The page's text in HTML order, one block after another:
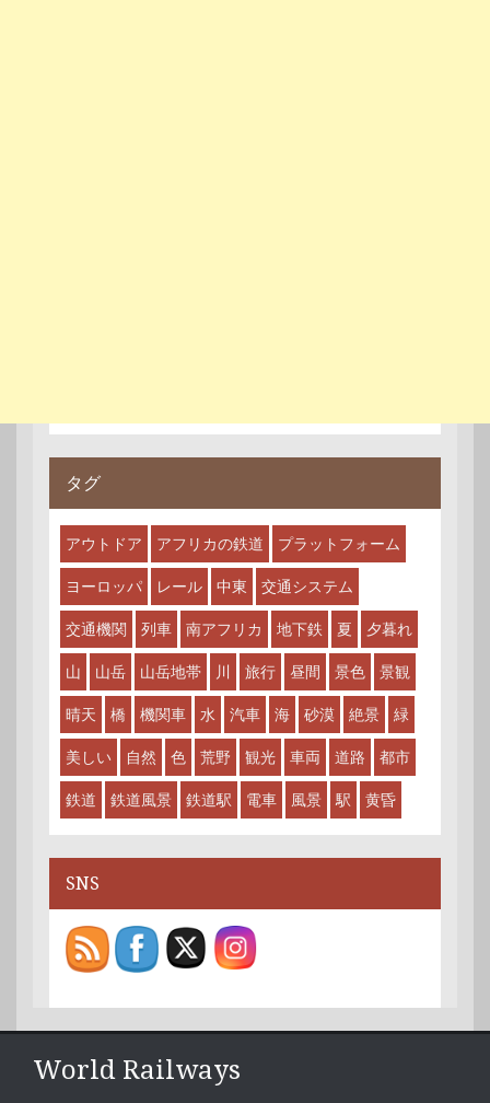
タグ
アウトドア アフリカの鉄道 プラットフォーム
ヨーロッパ レール 中東 交通システム
交通機関 列車 南アフリカ 地下鉄 夏 夕暮れ
山 山岳 山岳地帯 川 旅行 昼間 景色 景観
晴天 橋 機関車 水 汽車 海 砂漠 絶景 緑
美しい 自然 色 荒野 観光 車両 道路 都市
鉄道 鉄道風景 鉄道駅 電車 風景 駅 黄昏
SNS
World Railways